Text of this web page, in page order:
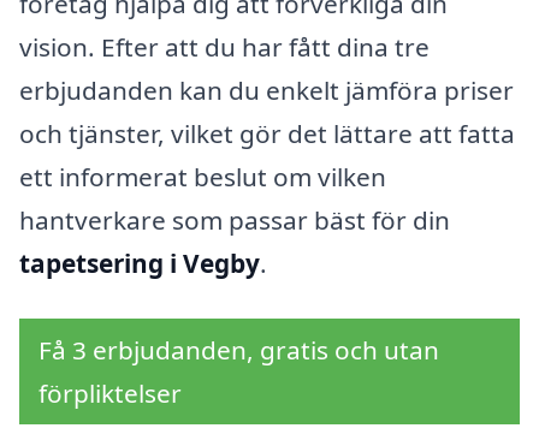
vision. Efter att du har fått dina tre
erbjudanden kan du enkelt jämföra priser
och tjänster, vilket gör det lättare att fatta
ett informerat beslut om vilken
hantverkare som passar bäst för din
tapetsering i Vegby.
Få 3 erbjudanden, gratis och utan
förpliktelser